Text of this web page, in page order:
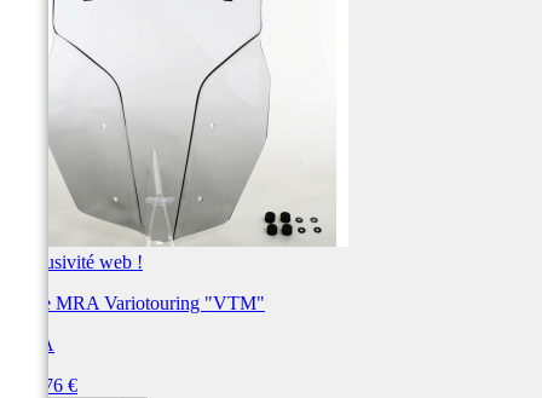
Exclusivité web !
Bulle MRA Variotouring "VTM"
MRA
191,76 €